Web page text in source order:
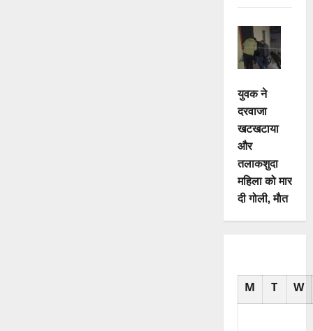
युवक ने
दरवाजा
खटखटाया
और
तलाकशुदा
महिला को मार
दी गोली, माैत
M T W